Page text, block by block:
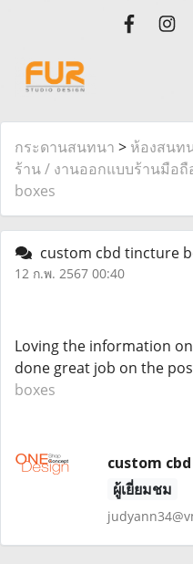
กระดานสนทนา > ห้องสนท
ร้าน / งานออกแบบร้านมือถื
boxes
custom cbd tincture
12 ก.พ. 2567 00:40
Loving the information
done great job on the
boxes
custom
ผู้เยี่ยมชม